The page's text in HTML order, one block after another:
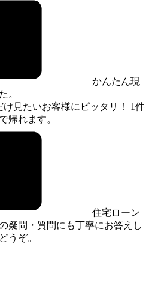
かんたん現
。
け見たいお客様にピッタリ！ 1件
帰れます。
住宅ローン
疑問・質問にも丁寧にお答えし
うぞ。